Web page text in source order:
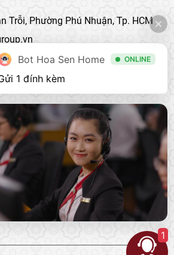
Trỗi, Phường Phú Nhuận, Tp. HCM
chúng tôi để nhận bản cập nhật &
Bot Hoa Sen Home ONLINE
1 đính kèm
1